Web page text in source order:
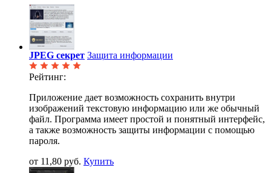
JPEG секрет Защита информации
Рейтинг:
Приложение дает возможность сохранить внутри
изображений текстовую информацию или же обычный
файл. Программа имеет простой и понятный интерфейс,
а также возможность защиты информации с помощью
пароля.
от 11,80 руб. Купить